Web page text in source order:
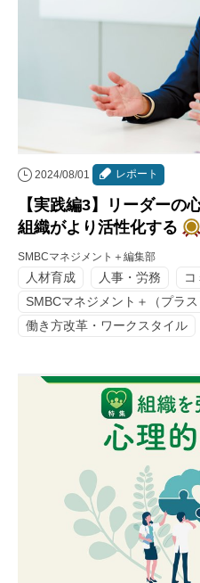
2024/08/01 レポート
【実践編3】リーダーの
組織がより活性化する
SMBCマネジメント＋編集部
人材育成 人事・労務
SMBCマネジメント＋（プラス
働き方改革・ワークスタイル